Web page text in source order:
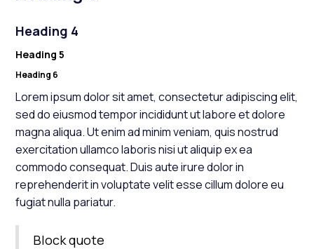
Heading 4
Heading 5
Heading 6
Lorem ipsum dolor sit amet, consectetur adipiscing elit,
sed do eiusmod tempor incididunt ut labore et dolore
magna aliqua. Ut enim ad minim veniam, quis nostrud
exercitation ullamco laboris nisi ut aliquip ex ea
commodo consequat. Duis aute irure dolor in
reprehenderit in voluptate velit esse cillum dolore eu
fugiat nulla pariatur.
Block quote